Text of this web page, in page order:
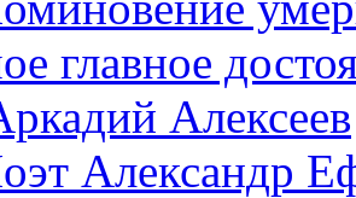
главное
Алексеев
Александр